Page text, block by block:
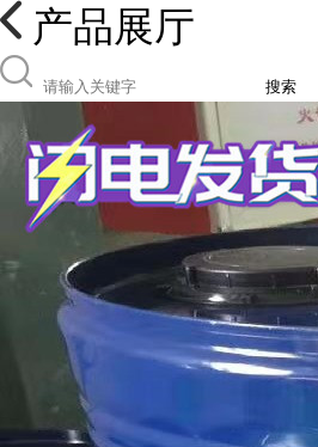
产品展厅
搜索